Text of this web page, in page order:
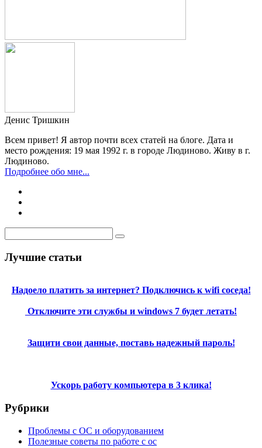
Денис Тришкин
Всем привет! Я автор почти всех статей на блоге. Дата и
место рождения: 19 мая 1992 г. в городе Людиново. Живу в г.
Людиново.
Подробнее обо мне...
Лучшие статьи
Надоело платить за интернет? Подключись к wifi соседа!
Отключите эти службы и windows 7 будет летать!
Защити свои данные, поставь надежный пароль!
Ускорь работу компьютера в 3 клика!
Рубрики
Проблемы с ОС и оборудованием
Полезные советы по работе с ос